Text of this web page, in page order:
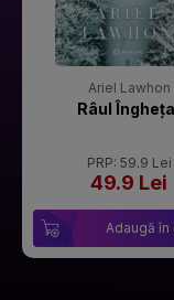
Ariel Lawhon
Râul
PRP: 59.9 Lei
49.9 Lei
Adaugă în